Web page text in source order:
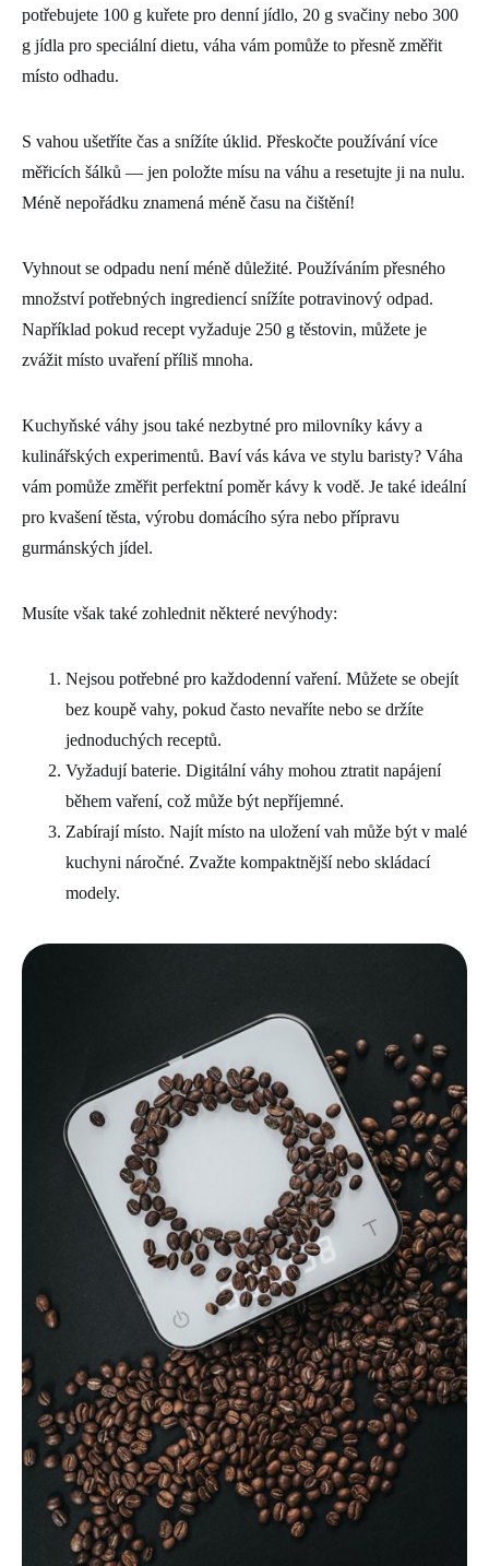
potřebujete 100 g kuřete pro denní jídlo, 20 g svačiny nebo 300
g jídla pro speciální dietu, váha vám pomůže to přesně změřit
místo odhadu.
S vahou ušetříte čas a snížíte úklid. Přeskočte používání více
měřicích šálků ― jen položte mísu na váhu a resetujte ji na nulu.
Méně nepořádku znamená méně času na čištění!
Vyhnout se odpadu není méně důležité. Používáním přesného
množství potřebných ingrediencí snížíte potravinový odpad.
Například pokud recept vyžaduje 250 g těstovin, můžete je
zvážit místo uvaření příliš mnoha.
Kuchyňské váhy jsou také nezbytné pro milovníky kávy a
kulinářských experimentů. Baví vás káva ve stylu baristy? Váha
vám pomůže změřit perfektní poměr kávy k vodě. Je také ideální
pro kvašení těsta, výrobu domácího sýra nebo přípravu
gurmánských jídel.
Musíte však také zohlednit některé nevýhody:
Nejsou potřebné pro každodenní vaření. Můžete se obejít
bez koupě vahy, pokud často nevaříte nebo se držíte
jednoduchých receptů.
Vyžadují baterie. Digitální váhy mohou ztratit napájení
během vaření, což může být nepříjemné.
Zabírají místo. Najít místo na uložení vah může být v malé
kuchyni náročné. Zvažte kompaktnější nebo skládací
modely.